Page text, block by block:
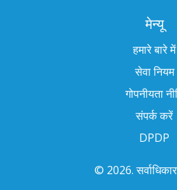
मेन्यू
हमारे बारे में
सेवा नियम
गोपनीयता
संपर्क करें
DPDP
© 2026.